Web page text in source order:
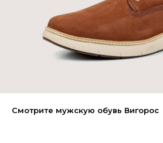
Смотрите мужскую обувь Вигорос